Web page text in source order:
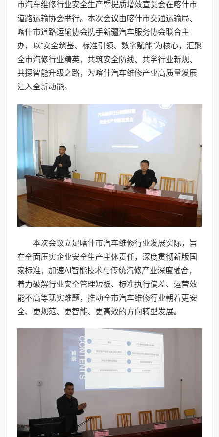
市汽车维修行业安全生产暨提质增效宣贯会在喀什市
道路运输协会举行。本次会议由喀什市交通运输局、
喀什市道路运输协会携手新疆汽车服务协会联合主
办，以“安全筑基、标准引领、数字赋能”为核心，汇聚
全市汽修行业精英，共筑安全防线、共学行业新规、
共探智能升级之路，为喀什汽车维修产业高质量发展
注入全新动能。
本次会议立足喀什市汽车维修行业发展实际，旨
在全面压实企业安全生产主体责任，深度贯彻新版国
家标准，加速AI智能技术与传统汽修产业深度融合，
着力破解行业安全管理短板、标准执行偏差、运营效
能不高等现实难题，推动全市汽车维修行业朝着更安
全、更规范、更智能、更高效的方向转型发展。